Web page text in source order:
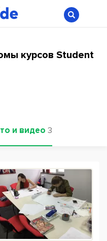
курсов Student
и видео 3